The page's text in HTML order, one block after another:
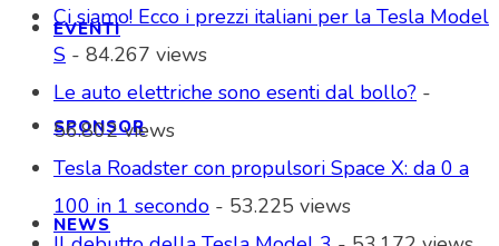
EVENTI
SPONSOR
NEWS
Ci siamo! Ecco i prezzi italiani per la Tesla Model
S - 84.267 views
Le auto elettriche sono esenti dal bollo? -
56.802 views
Tesla Roadster con propulsori Space X: da 0 a
100 in 1 secondo - 53.225 views